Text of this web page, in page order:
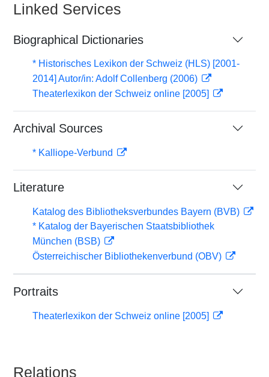
Linked Services
Biographical Dictionaries
* Historisches Lexikon der Schweiz (HLS) [2001-
2014] Autor/in: Adolf Collenberg (2006)
Theaterlexikon der Schweiz online [2005]
Archival Sources
* Kalliope-Verbund
Literature
Katalog des Bibliotheksverbundes Bayern (BVB)
* Katalog der Bayerischen Staatsbibliothek
München (BSB)
Österreichischer Bibliothekenverbund (OBV)
Portraits
Theaterlexikon der Schweiz online [2005]
Relations